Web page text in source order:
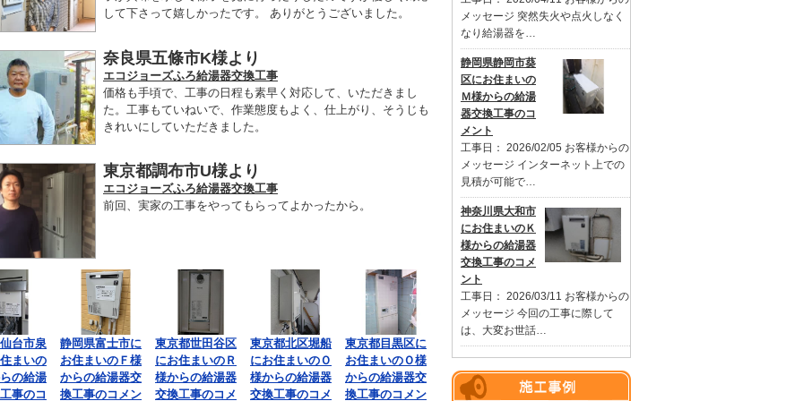
メッセージ 突然失火や点火しなく
なり給湯器を…
静岡県静岡市葵
区にお住まいの
Ｍ様からの給湯
器交換工事のコ
メント
工事日： 2026/02/05 お客様からの
メッセージ インターネット上での
見積が可能で…
神奈川県大和市
にお住まいのＫ
様からの給湯器
交換工事のコメ
ント
工事日： 2026/03/11 お客様からの
メッセージ 今回の工事に際して
は、大変お世話…
して下さって嬉しかったです。 ありがとうございました。
奈良県五條市K様より
エコジョーズふろ給湯器交換工事
価格も手頃で、工事の日程も素早く対応して、いただきまし
た。工事もていねいで、作業態度もよく、仕上がり、そうじも
きれいにしていただきました。
東京都調布市U様より
エコジョーズふろ給湯器交換工事
前回、実家の工事をやってもらってよかったから。
台市泉
まいの
の給湯
事のコ
静岡県富士市に
お住まいのＦ様
からの給湯器交
換工事のコメン
東京都世田谷区
にお住まいのＲ
様からの給湯器
交換工事のコメ
東京都北区堀船
にお住まいのＯ
様からの給湯器
交換工事のコメ
東京都目黒区に
お住まいのＯ様
からの給湯器交
換工事のコメン